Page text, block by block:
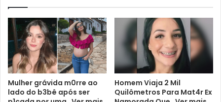
Mulher grávida m0rre ao
lado do b3bê após ser
Homem Viaja 2 Mil
Quilômetros Para Mat4r Ex